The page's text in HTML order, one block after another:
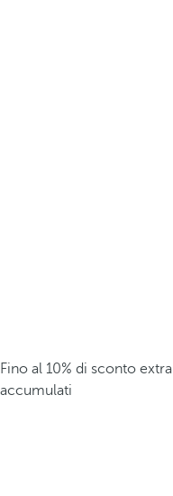
Fino al 10% di sconto
accumulati